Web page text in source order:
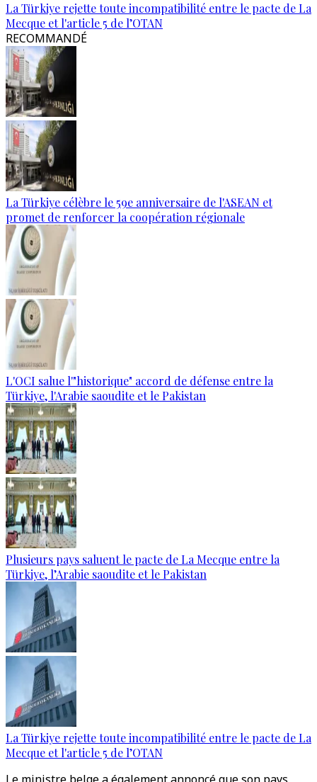
La Türkiye rejette toute incompatibilité entre le pacte de La
Mecque et l'article 5 de l’OTAN
RECOMMANDÉ
La Türkiye célèbre le 59e anniversaire de l'ASEAN et
promet de renforcer la coopération régionale
L'OCI salue l'"historique" accord de défense entre la
Türkiye, l'Arabie saoudite et le Pakistan
Plusieurs pays saluent le pacte de La Mecque entre la
Türkiye, l’Arabie saoudite et le Pakistan
La Türkiye rejette toute incompatibilité entre le pacte de La
Mecque et l'article 5 de l’OTAN